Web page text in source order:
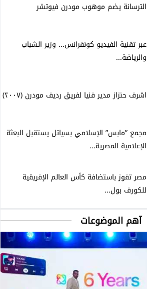
الترسانة يضم موهوب مودرن فيوتشر
عبر تقنية الفيديو كونفرانس... وزير الشباب
والرياضة...
اشرف حنزاز مدير فنيا لفريق رديف مودرن (٢٠٠٧)
مجمع ”مابس” الإسلامي بسياتل يستقبل البعثة
الإعلامية المصرية...
مصر تفوز باستضافة كأس العالم الإفريقية
للكورف بول...
آهم الموضوعات